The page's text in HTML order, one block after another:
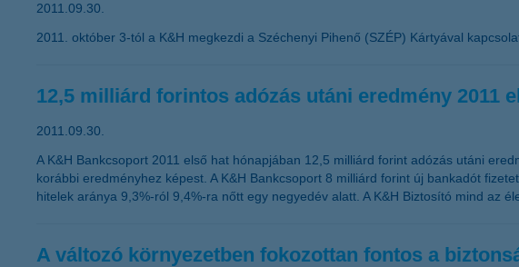
2011.09.30.
2011. október 3-tól a K&H megkezdi a Széchenyi Pihenő (SZÉP) Kártyával
12,5 milliárd forintos adózás utáni eredmény 2011
2011.09.30.
A K&H Bankcsoport 2011 első hat hónapjában 12,5 milliárd forint adózás utáni
korábbi eredményhez képest. A K&H Bankcsoport 8 milliárd forint új bankadót
hitelek aránya 9,3%-ról 9,4%-ra nőtt egy negyedév alatt. A K&H Biztosító mind az
A változó környezetben fokozottan fontos a